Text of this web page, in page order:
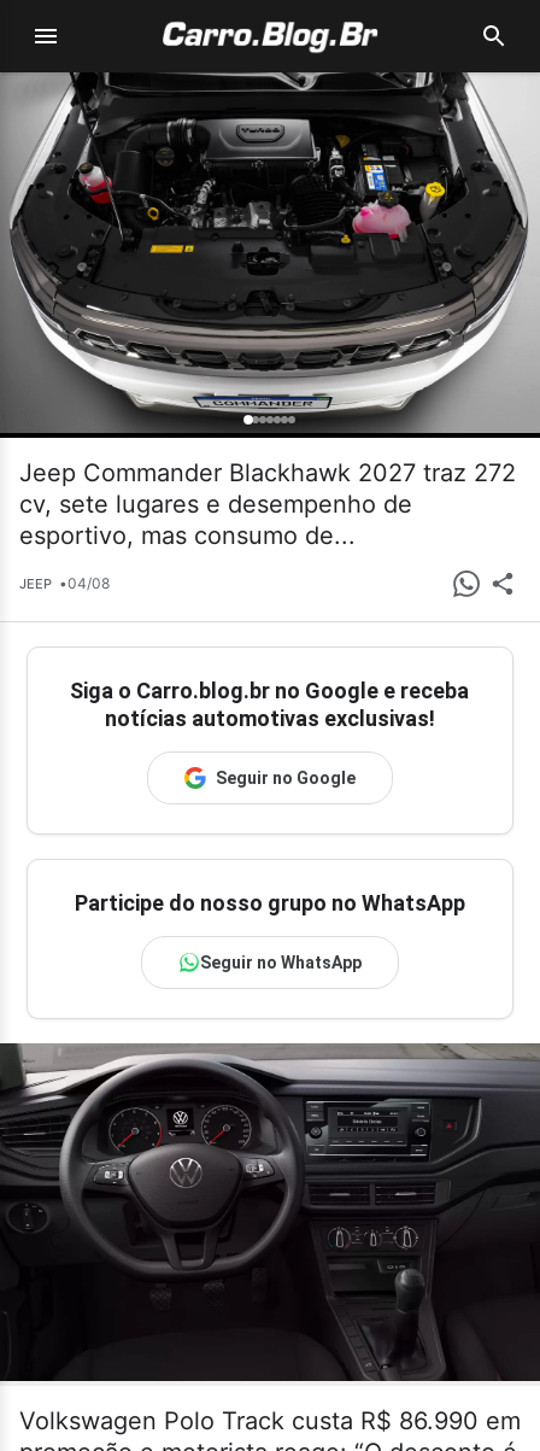
Jeep Commander Blackhawk 2027 traz 272
cv, sete lugares e desempenho de
esportivo, mas consumo de...
JEEP •04/08
Siga o Carro.blog.br no Google e receba
notícias automotivas exclusivas!
Seguir no Google
Participe do nosso grupo no WhatsApp
Seguir no WhatsApp
Volkswagen Polo Track custa R$ 86.990 em